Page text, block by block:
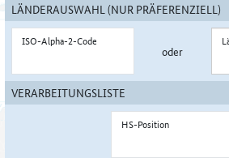
LÄNDERAUSWAHL (NUR PRÄFERENZIELL)
ISO-Alpha-2-Code
oder
VERARBEITUNGSLISTE
HS-Position